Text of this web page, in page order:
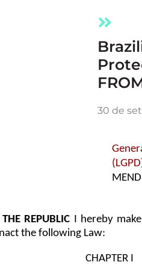
Brazilian General Data
30 de
REPUBLIC I hereby
the following Law:
CHAPTER I